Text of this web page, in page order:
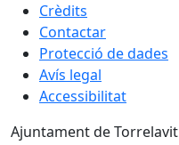
Crèdits
Contactar
Protecció de dades
Avís legal
Accessibilitat
Ajuntament de Torrelavit